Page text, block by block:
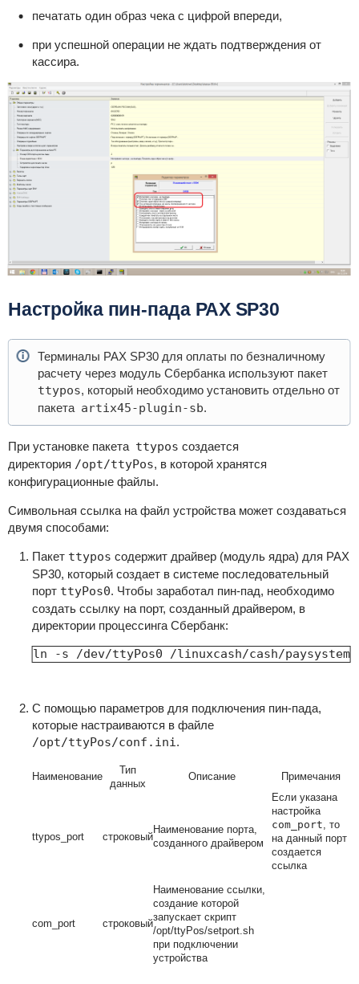
печатать один образ чека с цифрой впереди,
при успешной операции не ждать подтверждения от
кассира.
Настройка пин-пада PAX SP30
Терминалы PAX SP30 для оплаты по безналичному
расчету через модуль Сбербанка используют пакет
ttypos, который необходимо установить отдельно от
пакета artix45-plugin-sb.
При установке пакета ttypos создается
директория /opt/ttyPos, в которой хранятся
конфигурационные файлы.
Символьная ссылка на файл устройства может создаваться
двумя способами:
Пакет ttypos содержит драйвер (модуль ядра) для PAX
SP30, который создает в системе последовательный
порт ttyPos0. Чтобы заработал пин-пад, необходимо
создать ссылку на порт, созданный драйвером, в
директории процессинга Cбербанк:
ln -s /dev/ttyPos0 /linuxcash/cash/
С помощью параметров для подключения пин-пада,
которые настраиваются в файле
/opt/ttyPos/conf.ini.
Наименование
Тип
данных
Описание Примечания
ttypos_port строковый
Наименование порта,
созданного драйвером
Если указана
настройка
com_port , то
на данный порт
создается
ссылка
com_port строковый
Наименование ссылки,
создание которой
запускает скрипт
/opt/ttyPos/setport.sh
при подключении
устройства